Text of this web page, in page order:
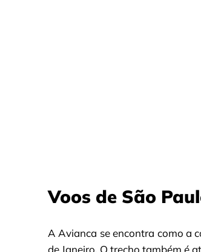
Voos de São
A Avianca se encontra como a
de Janeiro. O trecho também é